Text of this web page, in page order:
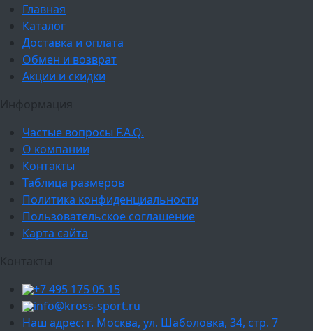
Главная
Каталог
Доставка и оплата
Обмен и возврат
Акции и скидки
Информация
Частые вопросы F.A.Q.
О компании
Контакты
Таблица размеров
Политика конфиденциальности
Пользовательское соглашение
Карта сайта
Контакты
+7 495 175 05 15
info@kross-sport.ru
Наш адрес: г. Москва, ул. Шаболовка, 34, стр. 7